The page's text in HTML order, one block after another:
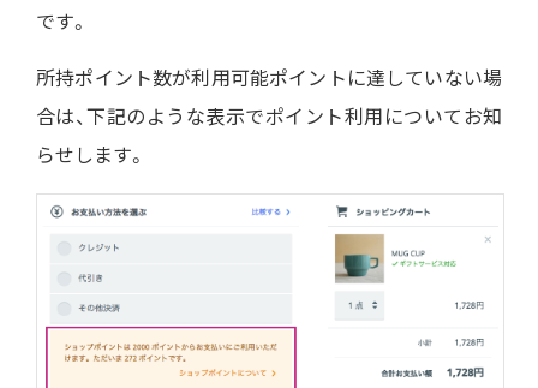
です。
所持ポイント数が利用可能ポイントに達していない場
合は、下記のような表示でポイント利用についてお知
らせします。